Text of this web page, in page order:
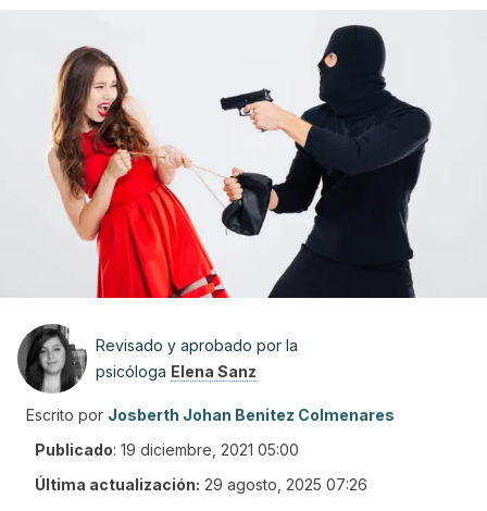
Revisado y aprobado por la
psicóloga Elena Sanz
Escrito por Josberth Johan Benitez Colmenares
Publicado: 19 diciembre, 2021 05:00
Última actualización: 29 agosto, 2025 07:26